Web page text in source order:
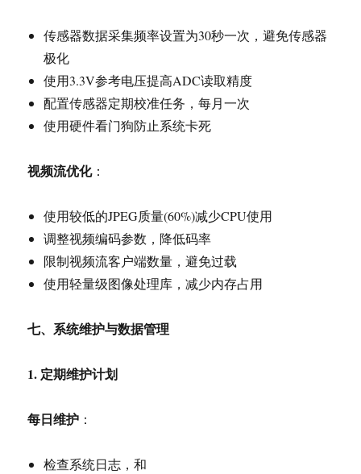
传感器数据采集频率设置为30秒一次，避免传感器
极化
使用3.3V参考电压提高ADC读取精度
配置传感器定期校准任务，每月一次
使用硬件看门狗防止系统卡死
视频流优化：
使用较低的JPEG质量(60%)减少CPU使用
调整视频编码参数，降低码率
限制视频流客户端数量，避免过载
使用轻量级图像处理库，减少内存占用
七、系统维护与数据管理
1. 定期维护计划
每日维护 ：
检查系统日志，和